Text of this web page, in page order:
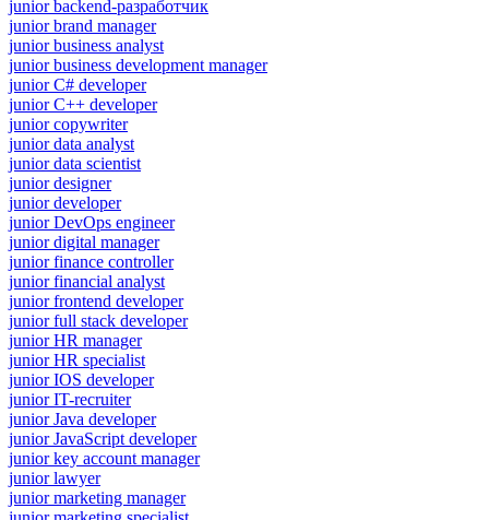
junior backend-разработчик
junior brand manager
junior business analyst
junior business development manager
junior C# developer
junior C++ developer
junior copywriter
junior data analyst
junior data scientist
junior designer
junior developer
junior DevOps engineer
junior digital manager
junior finance controller
junior financial analyst
junior frontend developer
junior full stack developer
junior HR manager
junior HR specialist
junior IOS developer
junior IT-recruiter
junior Java developer
junior JavaScript developer
junior key account manager
junior lawyer
junior marketing manager